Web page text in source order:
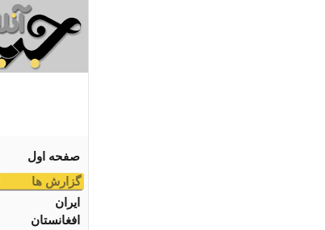
صفحه اول
گزارش ها
ایران
افغانستان